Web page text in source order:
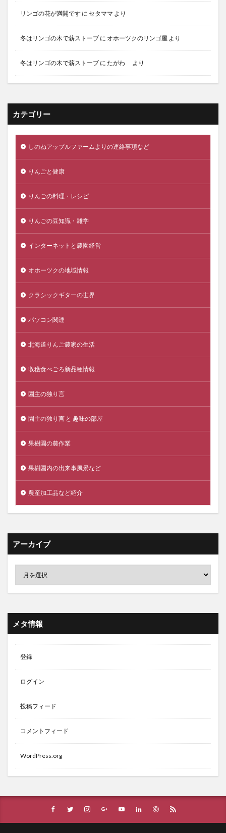
リンゴの花が満開です に セタママ より
冬はリンゴの木で薪ストーブ に オホーツクのリンゴ屋 より
冬はリンゴの木で薪ストーブ に たがわ より
カテゴリー
しのねアップルファームよりの連絡事項など
りんごと健康
りんごの料理・レシピ
りんごの豆知識・雑学
インターネットと農園経営
オホーツクの地域情報
クラシックギターの世界
パソコン関連
北海道りんご農家の生活
収穫食べごろ新品種情報
園主の独り言
園主の独り言 と 趣味の部屋
果樹園の農作業
果樹園内の出来事風景など
農産加工品など紹介
アーカイブ
メタ情報
登録
ログイン
投稿フィード
コメントフィード
WordPress.org